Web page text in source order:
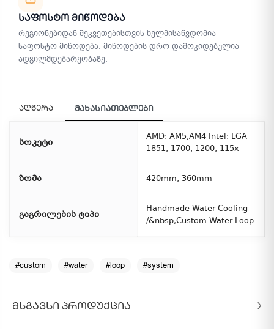
Საფოსტო Მიწოდება
რეგიონებიდან შეკვეთებისთვის ხელმისაწვდომია
საფოსტო მიწოდება. მიწოდების დრო დამოკიდებულია
ადგილმდებარეობაზე.
აღწერა მახასიათებლები
სოკეტი
AMD: AM5,AM4 Intel: LGA
1851, 1700, 1200, 115x
ზომა 420mm, 360mm
გაგრილების ტიპი
Handmade Water Cooling
/&nbsp;Custom Water Loop
#custom #water #loop #system
ᲛᲡᲒᲐᲕᲡᲘ ᲞᲠᲝᲓᲣᲥᲪᲘᲐ